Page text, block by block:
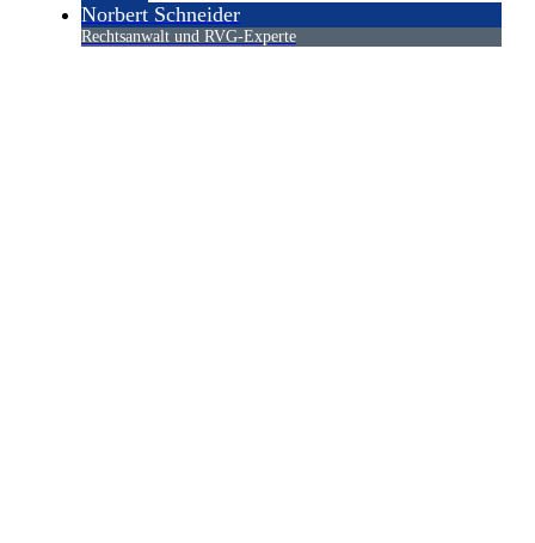
Norbert Schneider
Rechtsanwalt und RVG-Experte